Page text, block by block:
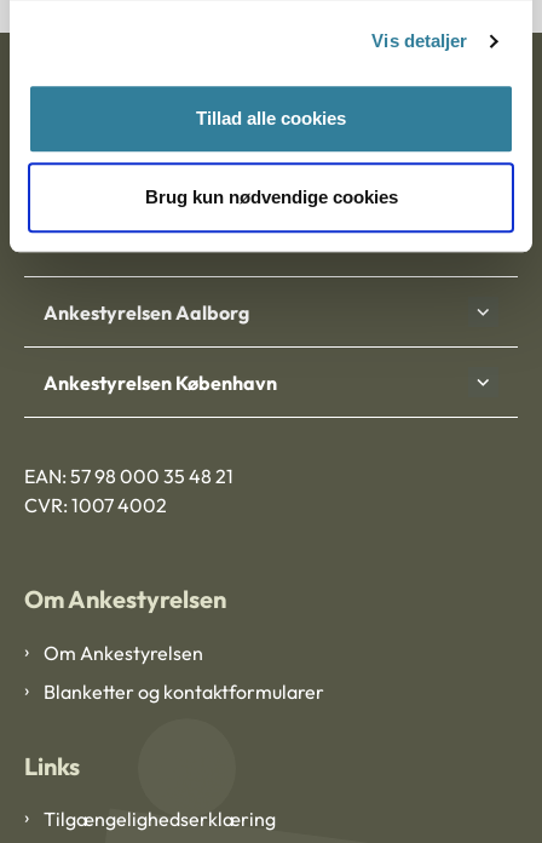
Vis detaljer
Tillad alle cookies
Brug kun nødvendige cookies
Ankestyrelsen
Nytorv 7, 2. sal
Ankestyrelsen Aalborg
Ankestyrelsen København
EAN: 57 98 000 35 48 21
CVR: 1007 4002
Om Ankestyrelsen
Om Ankestyrelsen
Blanketter og kontaktformularer
Links
Tilgængelighedserklæring